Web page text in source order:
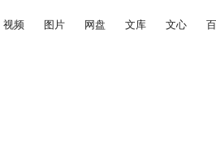
视频 图片 网盘 文库 文心